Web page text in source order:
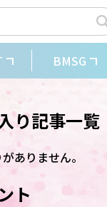
BMSG
り記事一覧
ありません。
ト